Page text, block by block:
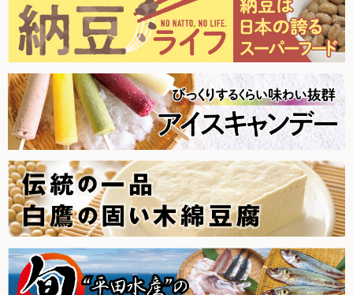
2025.11.8【毎週土曜日更新！】品ものアイテムを更新しまし
た。
2025.11.1【毎週土曜日更新！】品ものアイテムを更新しまし
た。
2025.10.25【毎週土曜日更新！】品ものアイテムを更新しま
した。
2025.10.18【毎週土曜日更新！】品ものアイテムを更新しま
した。
2025.10.11【毎週土曜日更新！】品ものアイテムを更新しま
した。
2025.10.4【毎週土曜日更新！】品ものアイテムを更新しまし
た。
2025.9.27【毎週土曜日更新！】品ものアイテムを更新しまし
た。
2025.9.20【毎週土曜日更新！】品ものアイテムを更新しまし
た。
2025.9.13【毎週土曜日更新！】品ものアイテムを更新しまし